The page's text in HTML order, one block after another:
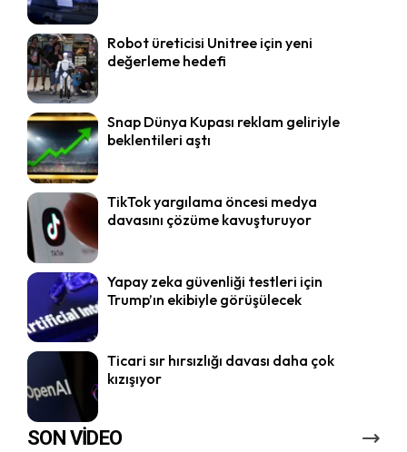
Robot üreticisi Unitree için yeni
değerleme hedefi
Snap Dünya Kupası reklam geliriyle
beklentileri aştı
TikTok yargılama öncesi medya
davasını çözüme kavuşturuyor
Yapay zeka güvenliği testleri için
Trump’ın ekibiyle görüşülecek
Ticari sır hırsızlığı davası daha çok
kızışıyor
SON VİDEO